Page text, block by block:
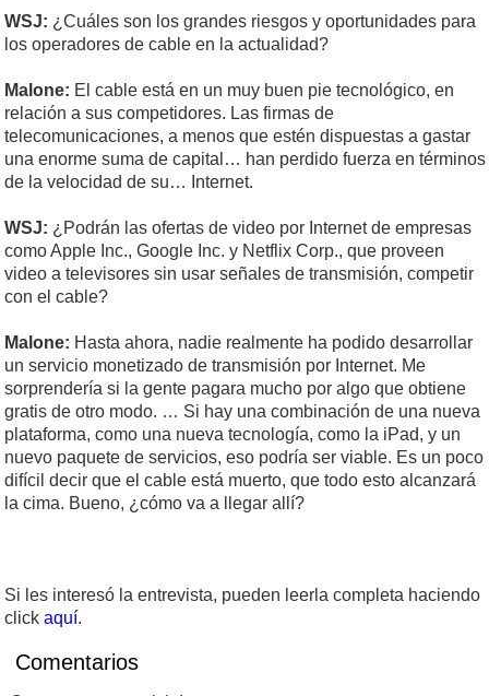
WSJ: ¿Cuáles son los grandes riesgos y oportunidades para
los operadores de cable en la actualidad?
Malone: El cable está en un muy buen pie tecnológico, en
relación a sus competidores. Las firmas de
telecomunicaciones, a menos que estén dispuestas a gastar
una enorme suma de capital… han perdido fuerza en términos
de la velocidad de su… Internet.
WSJ: ¿Podrán las ofertas de video por Internet de empresas
como Apple Inc., Google Inc. y Netflix Corp., que proveen
video a televisores sin usar señales de transmisión, competir
con el cable?
Malone: Hasta ahora, nadie realmente ha podido desarrollar
un servicio monetizado de transmisión por Internet. Me
sorprendería si la gente pagara mucho por algo que obtiene
gratis de otro modo. … Si hay una combinación de una nueva
plataforma, como una nueva tecnología, como la iPad, y un
nuevo paquete de servicios, eso podría ser viable. Es un poco
difícil decir que el cable está muerto, que todo esto alcanzará
la cima. Bueno, ¿cómo va a llegar allí?
Si les interesó la entrevista, pueden leerla completa haciendo
click aquí.
Comentarios